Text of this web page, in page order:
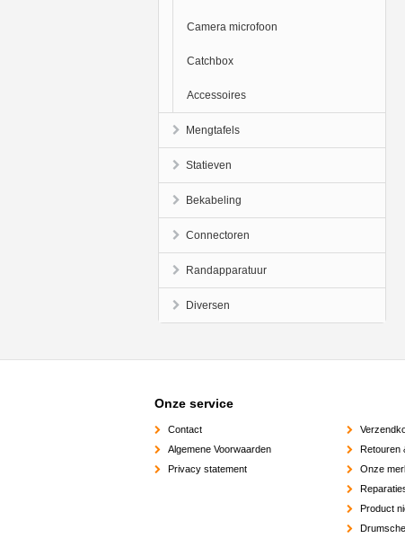
Camera microfoon
Catchbox
Accessoires
Mengtafels
Statieven
Bekabeling
Connectoren
Randapparatuur
Diversen
Onze service
Contact
Algemene Voorwaarden
Privacy statement
Retouren
Onze
Product